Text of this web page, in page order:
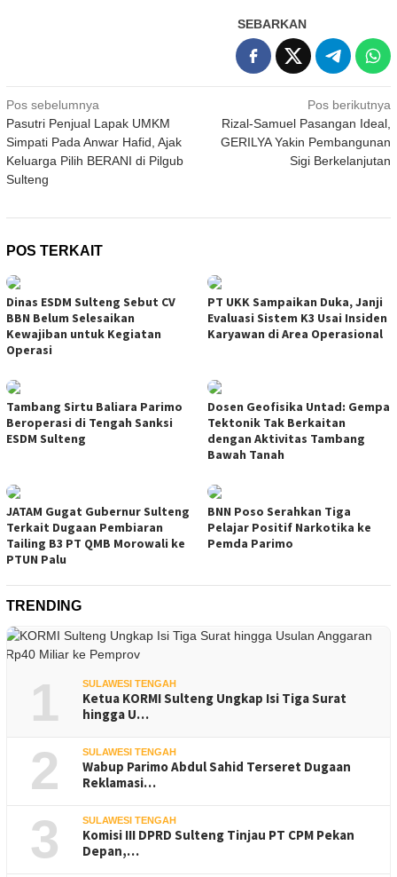
SEBARKAN
Navigasi
pos
Pos sebelumnya
Pasutri Penjual Lapak UMKM
Simpati Pada Anwar Hafid, Ajak
Keluarga Pilih BERANI di Pilgub
Sulteng
Pos berikutnya
Rizal-Samuel Pasangan Ideal,
GERILYA Yakin Pembangunan
Sigi Berkelanjutan
POS TERKAIT
Dinas ESDM Sulteng Sebut CV
BBN Belum Selesaikan
Kewajiban untuk Kegiatan
Operasi
PT UKK Sampaikan Duka, Janji
Evaluasi Sistem K3 Usai Insiden
Karyawan di Area Operasional
Tambang Sirtu Baliara Parimo
Beroperasi di Tengah Sanksi
ESDM Sulteng
Dosen Geofisika Untad: Gempa
Tektonik Tak Berkaitan
dengan Aktivitas Tambang
Bawah Tanah
JATAM Gugat Gubernur Sulteng
Terkait Dugaan Pembiaran
Tailing B3 PT QMB Morowali ke
PTUN Palu
BNN Poso Serahkan Tiga
Pelajar Positif Narkotika ke
Pemda Parimo
TRENDING
1 SULAWESI TENGAH
Ketua KORMI Sulteng Ungkap Isi Tiga Surat
hingga U…
2 SULAWESI TENGAH
Wabup Parimo Abdul Sahid Terseret Dugaan
Reklamasi…
3 SULAWESI TENGAH
Komisi III DPRD Sulteng Tinjau PT CPM Pekan
Depan,…